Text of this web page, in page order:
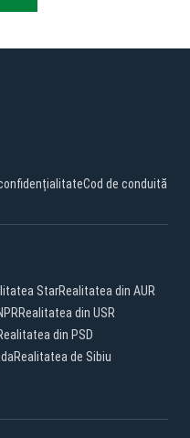
Cod de conduită
StarRealitatea din AUR
Realitatea din USR
din PSD
Realitatea de Sibiu